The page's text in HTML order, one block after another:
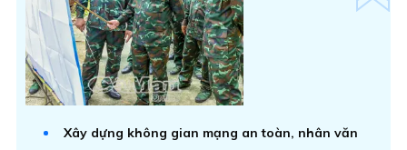
Xây dựng không gian mạng an toàn, nhân văn